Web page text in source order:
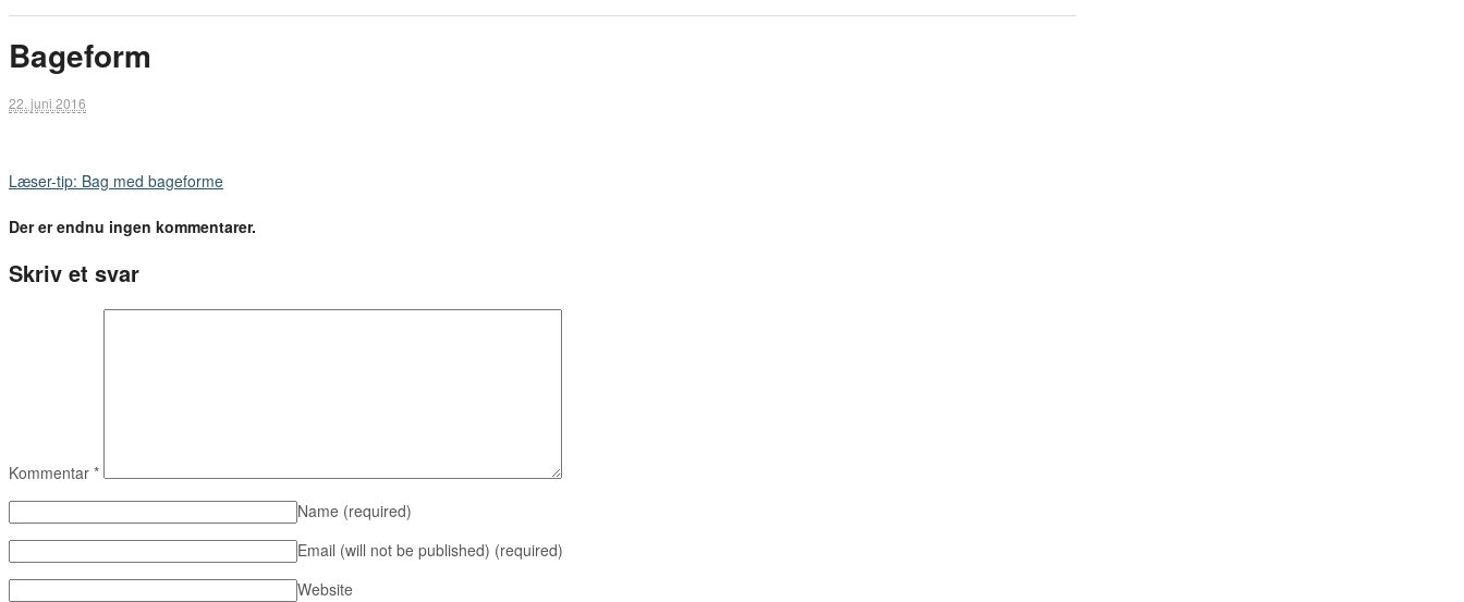
Bageform
22. juni 2016
Læser-tip: Bag med bageforme
Der er endnu ingen kommentarer.
Skriv et svar
Kommentar *
Name (required)
Email (will not be published) (required)
Website